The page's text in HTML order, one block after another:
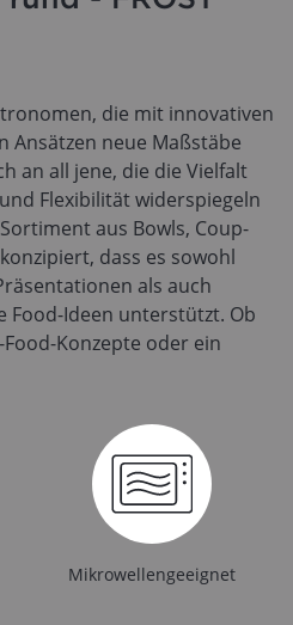
die mit innovativen
Ansätzen neue Maßstäbe
an all jene, die die Vielfalt
Flexibilität widerspiegeln
aus Bowls, Coup-
dass es sowohl
als auch
Food-Ideen unterstützt. Ob
Konzepte oder ein
Mikrowellengeeignet